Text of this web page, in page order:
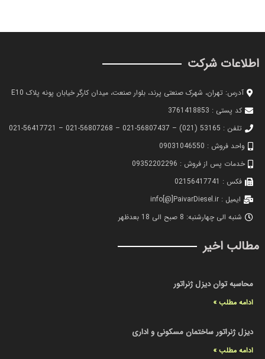
اطلاعات شرکت
آدرس: تهران، شهرک صنعتی پرند، بلوار صنعت، میدان کارگر خیابان پونه پلاک E10
کد پستی : 3761418853
تلفن : 53165 (021) – 56807437-021 – 56807268-021 – 56417721-021
واحد فروش : 09031046550
خدمات پس از فروش : 09352202296
فکس : 02156417741
ایمیل : info[@]PaivarDiesel.ir
شنبه الی چهارشنبه: 8 صبح الی 18 بعدظهر
مطالب اخیر
محاسبه توان دیزل ژنراتور
ادامه مطلب »
دیزل ژنراتور ساختمان مسکونی و اداری
ادامه مطلب »